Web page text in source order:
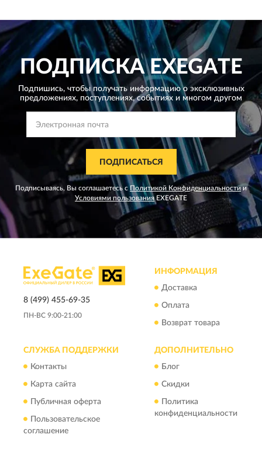
ПОДПИСКАEXEGATE
Подпишись, чтобы получать информацию о эксклюзивных
предложениях, поступлениях, событиях и многом другом
ПОДПИСАТЬСЯ
Подписываясь, Вы соглашаетесь сПолитикой Конфиденциальности и
Условиями пользованияEXEGATE
8 (499) 455-69-35
ПН-ВС 9:00-21:00
ИНФОРМАЦИЯ
Доставка
Оплата
Возврат товара
СЛУЖБА ПОДДЕРЖКИ
Контакты
Карта сайта
Публичная оферта
Пользовательское
соглашение
ДОПОЛНИТЕЛЬНО
Блог
Скидки
Политика
конфиденциальности